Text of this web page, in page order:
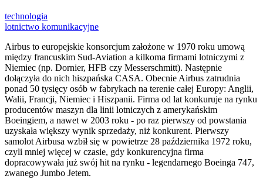
technologia
lotnictwo komunikacyjne
Airbus to europejskie konsorcjum założone w 1970 roku umową
między francuskim Sud-Aviation a kilkoma firmami lotniczymi z
Niemiec (np. Dornier, HFB czy Messerschmitt). Następnie
dołączyła do nich hiszpańska CASA. Obecnie Airbus zatrudnia
ponad 50 tysięcy osób w fabrykach na terenie całej Europy: Anglii,
Walii, Francji, Niemiec i Hiszpanii. Firma od lat konkuruje na rynku
producentów maszyn dla linii lotniczych z amerykańskim
Boeingiem, a nawet w 2003 roku - po raz pierwszy od powstania
uzyskała większy wynik sprzedaży, niż konkurent. Pierwszy
samolot Airbusa wzbił się w powietrze 28 października 1972 roku,
czyli mniej więcej w czasie, gdy konkurencyjna firma
dopracowywała już swój hit na rynku - legendarnego Boeinga 747,
zwanego Jumbo Jetem.